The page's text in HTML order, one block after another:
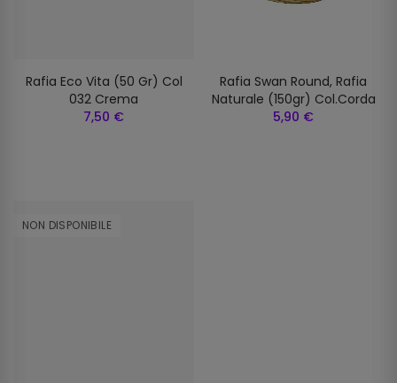
Rafia Eco Vita (50 Gr) Col
032 Crema
7,50 €
Rafia Swan Round, Rafia
Naturale (150gr) Col.corda
5,90 €
NON DISPONIBILE